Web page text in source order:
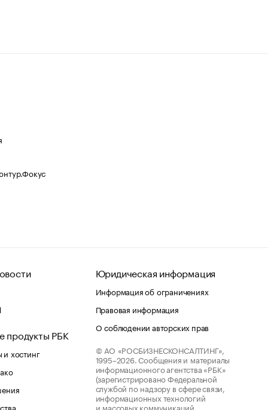
продукты РБК
хостинг
Юридическая информация
Информация об ограничениях
Правовая информация
О соблюдении авторских прав
© АО «РОСБИЗНЕСКОНСАЛТИНГ»,
1995–2026. Сообщения и материалы
информационного агентства «РБК»
(зарегистрировано Федеральной
службой по надзору в сфере связи,
информационных технологий
и массовых коммуникаций